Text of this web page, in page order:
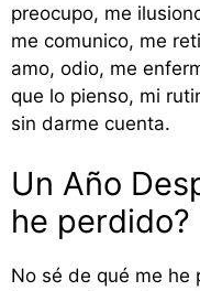
preocupo, me
me comunico, me
amo, odio, me
que lo pienso, mi
sin darme cuenta.
Un Año
he perdido?
No sé de qué me he